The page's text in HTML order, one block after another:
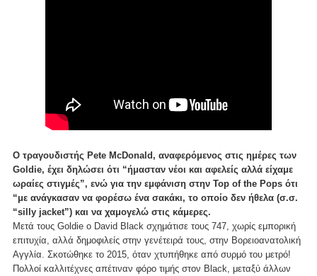
Ο τραγουδιστής Pete McDonald, αναφερόμενος στις ημέρες των
Goldie, έχει δηλώσει ότι “ήμασταν νέοι και αφελείς αλλά είχαμε
ωραίες στιγμές”, ενώ για την εμφάνιση στην Top of the Pops ότι
“με ανάγκασαν να φορέσω ένα σακάκι, το οποίο δεν ήθελα (σ.σ.
“silly jacket”) και να χαμογελώ στις κάμερες.
Μετά τους Goldie o David Black σχημάτισε τους 747, χωρίς εμπορική
επιτυχία, αλλά δημοφιλείς στην γενέτειρά τους, στην Βορειοανατολική
Αγγλία. Σκοτώθηκε το 2015, όταν χτυπήθηκε από συρμό του μετρό!
Πολλοί καλλιτέχνες απέτιναν φόρο τιμής στον Black, μεταξύ άλλων